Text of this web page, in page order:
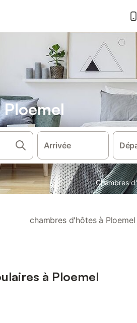
Arrivée
Chambres
chambres d'hôtes à
à Ploemel